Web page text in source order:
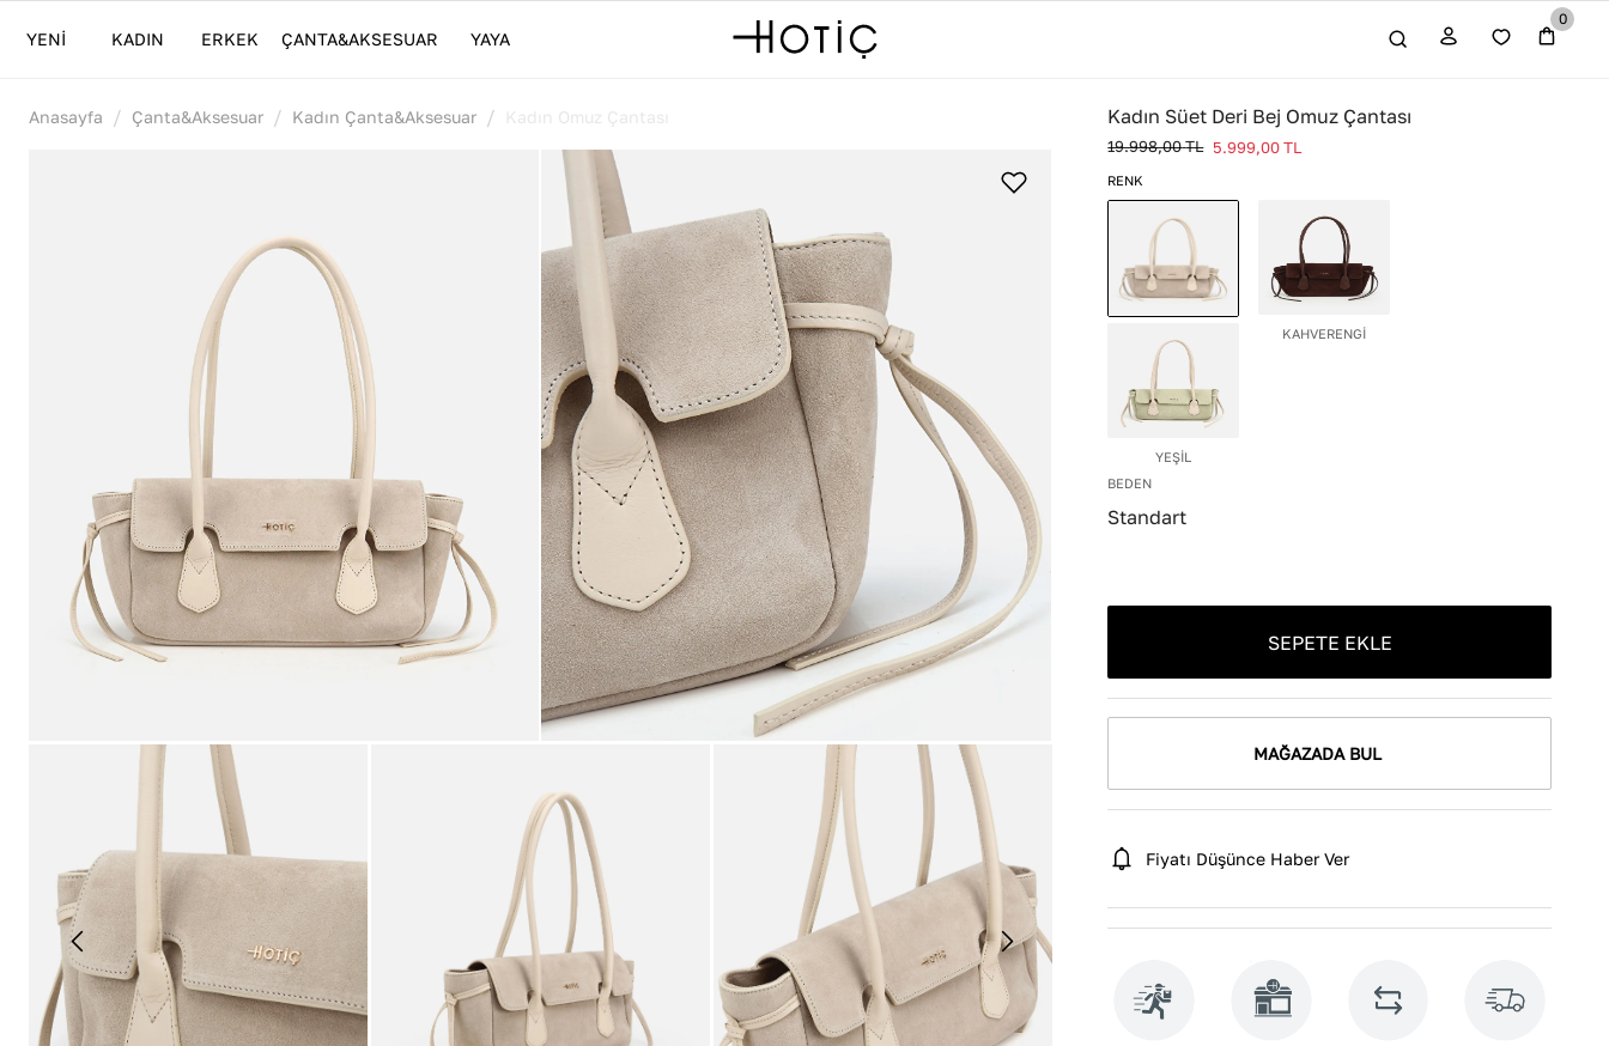
YENİ KADIN ERKEK ÇANTA&AKSESUAR YAYA
0
Anasayfa / Çanta&Aksesuar / Kadın Çanta&Aksesuar / Kadın Omuz Çantası Kadın Süet Deri Bej Omuz Çantası
19.998,00TL 5.999,00 TL
RENK
KAHVERENGİ
YEŞİL
BEDEN
Standart
SEPETE EKLE
MAĞAZADA BUL
Fiyatı Düşünce Haber Ver